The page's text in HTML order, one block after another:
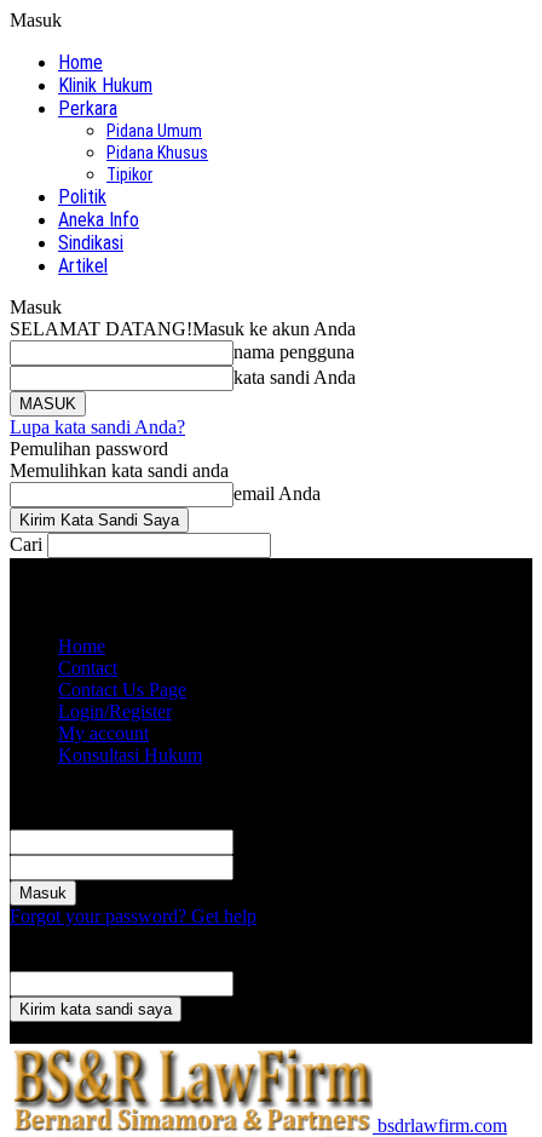
Masuk
Home
Klinik Hukum
Perkara
Pidana Umum
Pidana Khusus
Tipikor
Politik
Aneka Info
Sindikasi
Artikel
Masuk
SELAMAT DATANG!Masuk ke akun Anda
nama pengguna
kata sandi Anda
Lupa kata sandi Anda?
Pemulihan password
Memulihkan kata sandi anda
email Anda
Cari
Home
Contact
Contact Us Page
Login/Register
My account
Konsultasi Hukum
Forgot your password? Get help
bsdrlawfirm.com